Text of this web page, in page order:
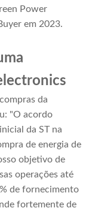
Power
em 2023.
da
"O acordo
da ST na
de energia de
objetivo de
operações até
de fornecimento
fortemente de